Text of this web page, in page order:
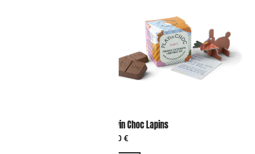
Playin Choc Lapins
2,90€